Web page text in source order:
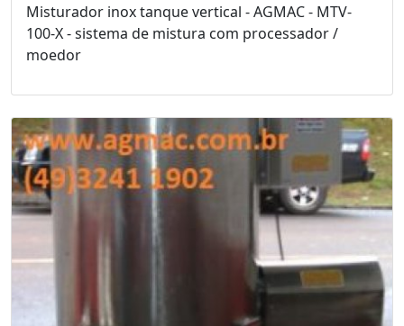
Misturador inox tanque vertical - AGMAC - MTV-
100-X - sistema de mistura com processador /
moedor